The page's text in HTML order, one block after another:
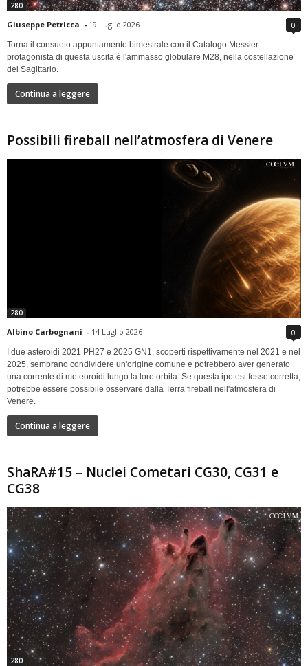
280
Giuseppe Petricca - 19 Luglio 2026 0
Torna il consueto appuntamento bimestrale con il Catalogo Messier:
protagonista di questa uscita è l'ammasso globulare M28, nella costellazione
del Sagittario.
Continua a leggere
Possibili fireball nell’atmosfera di Venere
280
Albino Carbognani - 14 Luglio 2026 0
I due asteroidi 2021 PH27 e 2025 GN1, scoperti rispettivamente nel 2021 e nel
2025, sembrano condividere un'origine comune e potrebbero aver generato
una corrente di meteoroidi lungo la loro orbita. Se questa ipotesi fosse corretta,
potrebbe essere possibile osservare dalla Terra fireball nell'atmosfera di
Venere.
Continua a leggere
ShaRA#15 – Nuclei Cometari CG30, CG31 e
CG38
280